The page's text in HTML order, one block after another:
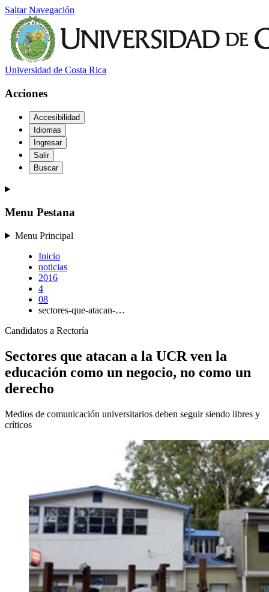
Saltar Navegación
Universidad de Costa Rica
Acciones
Accesibilidad
Idiomas
Ingresar
Salir
Buscar
Menu Pestana
Menu Principal
Inicio
noticias
2016
4
08
sectores-que-atacan-…
Candidatos a Rectoría
Sectores que atacan a la UCR ven la
educación como un negocio, no como un
derecho
Medios de comunicación universitarios deben seguir siendo libres y
críticos